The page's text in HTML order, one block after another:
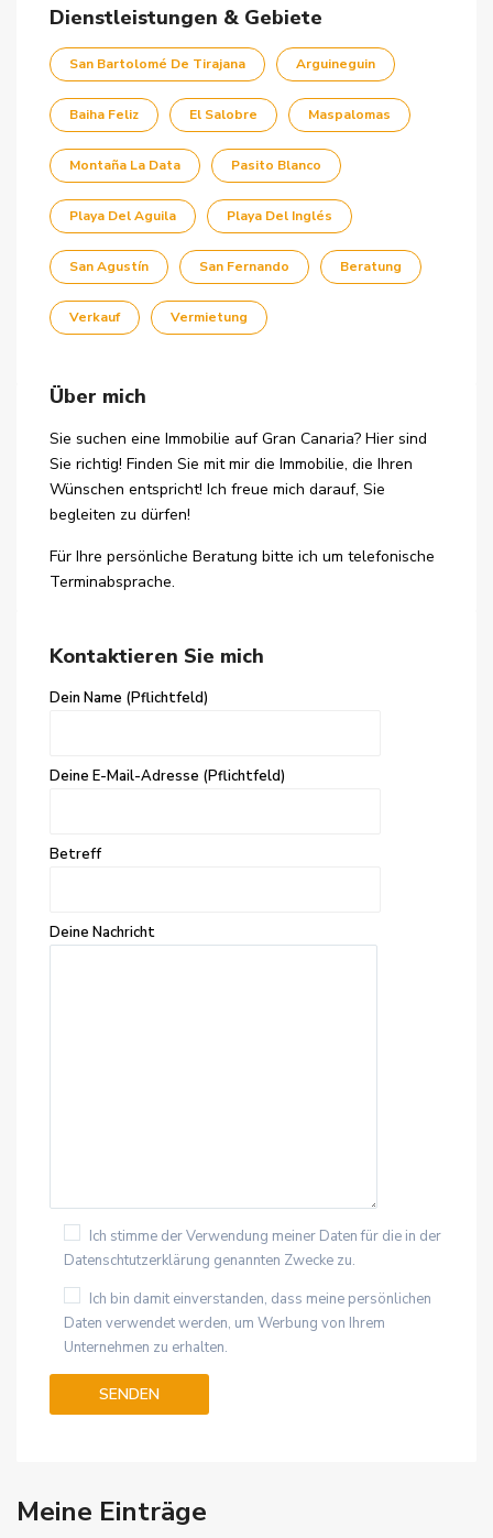
Dienstleistungen & Gebiete
San Bartolomé De Tirajana Arguineguin
Baiha Feliz El Salobre Maspalomas
Montaña La Data Pasito Blanco
Playa Del Aguila Playa Del Inglés
San Agustín San Fernando Beratung
Verkauf Vermietung
Über mich
Sie suchen eine Immobilie auf Gran Canaria? Hier sind
Sie richtig! Finden Sie mit mir ​die Immobilie, die Ihren
Wünschen entspricht! Ich freue mich darauf, Sie
begleiten zu dürfen!
Für Ihre persönliche Beratung bitte ich um telefonische
Terminabsprache.
Kontaktieren Sie mich
Dein Name (Pflichtfeld)
Deine E-Mail-Adresse (Pflichtfeld)
Betreff
Deine Nachricht
Ich stimme der Verwendung meiner Daten für die in der
Datenschtutzerklärung genannten Zwecke zu.
Ich bin damit einverstanden, dass meine persönlichen
Daten verwendet werden, um Werbung von Ihrem
Unternehmen zu erhalten.
Meine Einträge